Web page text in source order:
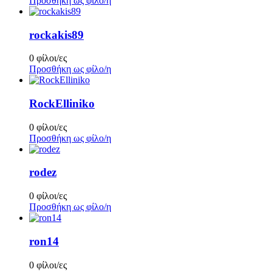
rockakis89
0 φίλοι/ες
Προσθήκη ως φίλο/η
RockElliniko
0 φίλοι/ες
Προσθήκη ως φίλο/η
rodez
0 φίλοι/ες
Προσθήκη ως φίλο/η
ron14
0 φίλοι/ες